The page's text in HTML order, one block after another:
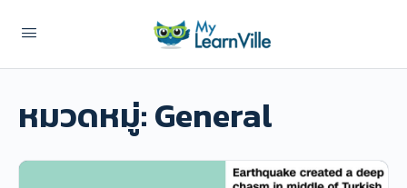
หมวดหมู่:General